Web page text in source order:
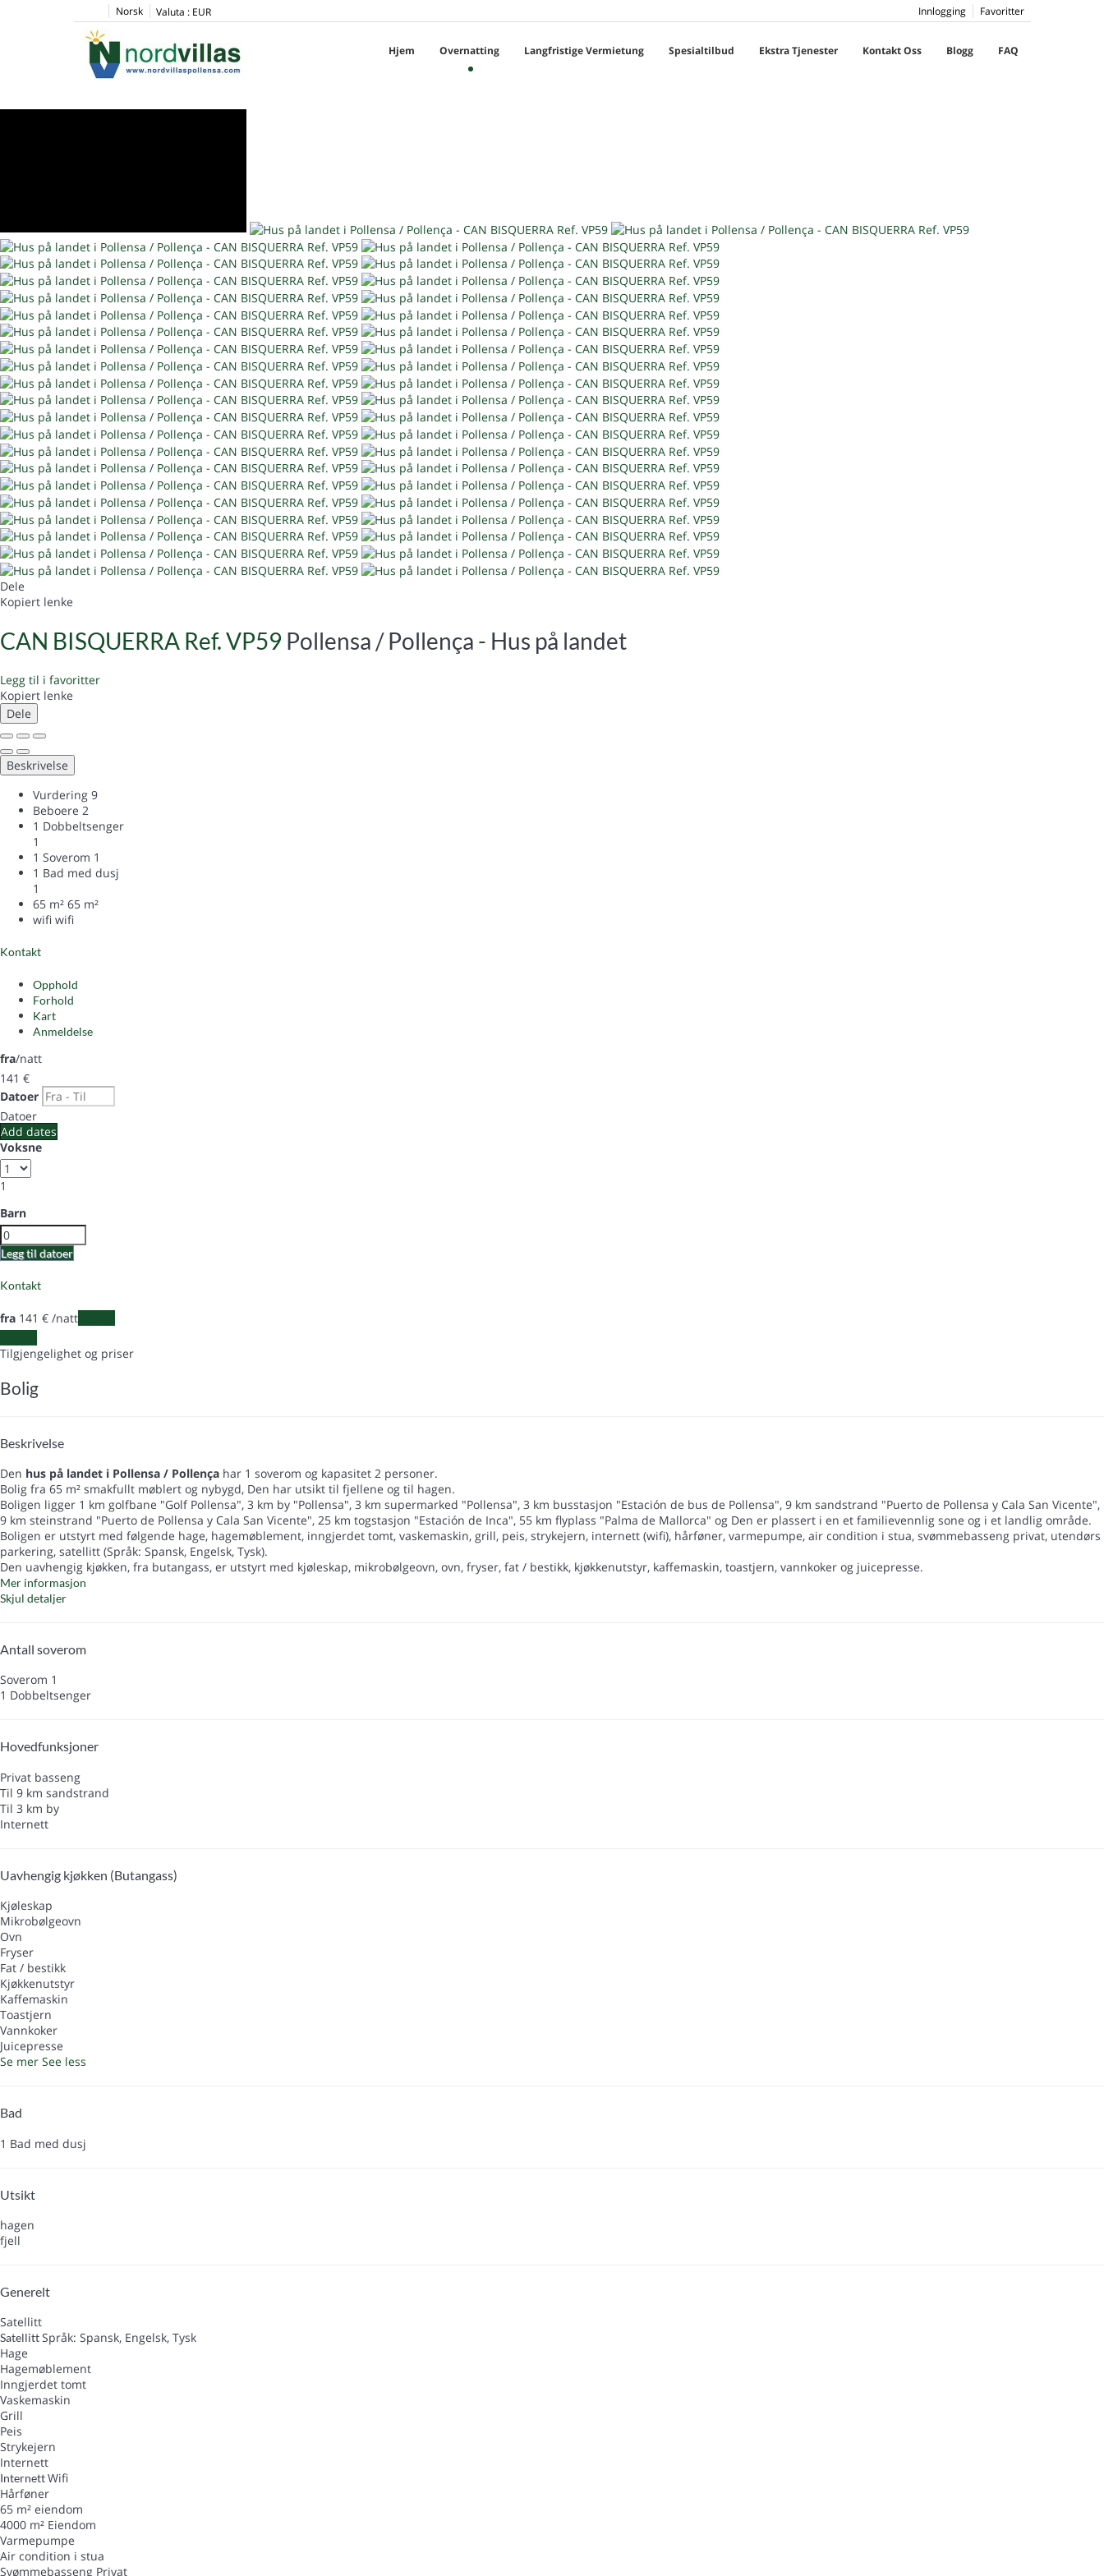
Norsk Valuta : EUR Favoritter
Innlogging
Hjem Overnatting Langfristige Vermietung Spesialtilbud Ekstra Tjenester Kontakt Oss Blogg FAQ
Dele
Kopiert lenke
CAN BISQUERRA Ref. VP59 Pollensa / Pollença - Hus på landet
Legg til i favoritter
Kopiert lenke
Dele
Beskrivelse
Vurdering 9
Beboere 2
1 Dobbeltsenger
1
1 Soverom 1
1 Bad med dusj
1
65 m² 65 m²
wifi wifi
Kontakt
Opphold
Forhold
Kart
Anmeldelse
fra/natt
141 €
Datoer
Datoer
Add dates
Voksne
1
Barn
Legg til datoer
Kontakt
fra 141 € /natt
Tilgjengelighet og priser
Bolig
Beskrivelse
Den hus på landet i Pollensa / Pollença har 1 soverom og kapasitet 2 personer.
Bolig fra 65 m² smakfullt møblert og nybygd, Den har utsikt til fjellene og til hagen.
Boligen ligger 1 km golfbane "Golf Pollensa", 3 km by "Pollensa", 3 km supermarked "Pollensa", 3 km busstasjon "Estación de bus de Pollensa", 9 km sandstrand "Puerto de Pollensa y Cala San Vicente",
9 km steinstrand "Puerto de Pollensa y Cala San Vicente", 25 km togstasjon "Estación de Inca", 55 km flyplass "Palma de Mallorca" og Den er plassert i en et familievennlig sone og i et landlig område.
Boligen er utstyrt med følgende hage, hagemøblement, inngjerdet tomt, vaskemaskin, grill, peis, strykejern, internett (wifi), hårføner, varmepumpe, air condition i stua, svømmebasseng privat, utendørs
parkering, satellitt (Språk: Spansk, Engelsk, Tysk).
Den uavhengig kjøkken, fra butangass, er utstyrt med kjøleskap, mikrobølgeovn, ovn, fryser, fat / bestikk, kjøkkenutstyr, kaffemaskin, toastjern, vannkoker og juicepresse.
Mer informasjon
Skjul detaljer
Antall soverom
Soverom 1
1 Dobbeltsenger
Hovedfunksjoner
Privat basseng
Til 9 km sandstrand
Til 3 km by
Internett
Uavhengig kjøkken (Butangass)
Kjøleskap
Mikrobølgeovn
Ovn
Fryser
Fat / bestikk
Kjøkkenutstyr
Kaffemaskin
Toastjern
Vannkoker
Juicepresse
Se mer See less
Bad
1 Bad med dusj
Utsikt
hagen
fjell
Generelt
Satellitt
SatellittSpråk: Spansk, Engelsk, Tysk
Hage
Hagemøblement
Inngjerdet tomt
Vaskemaskin
Grill
Peis
Strykejern
Internett
InternettWifi
Hårføner
65 m² eiendom
4000 m² Eiendom
Varmepumpe
Air condition i stua
Svømmebasseng Privat